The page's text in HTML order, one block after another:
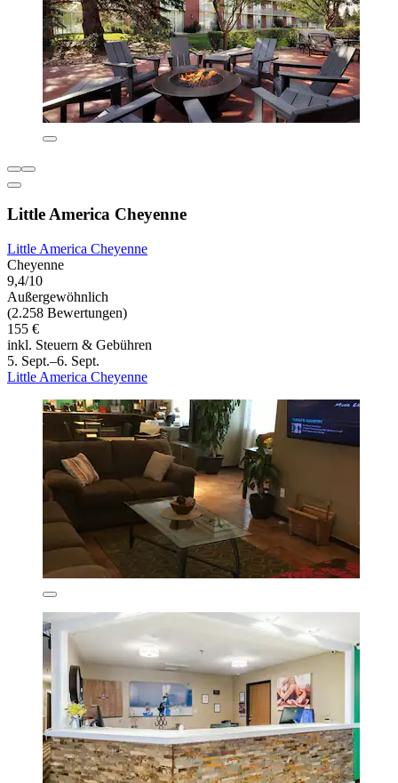
Little America Cheyenne
Little America Cheyenne
Cheyenne
9,4/10
Außergewöhnlich
(2.258 Bewertungen)
155 €
inkl. Steuern & Gebühren
5. Sept.–6. Sept.
Little America Cheyenne